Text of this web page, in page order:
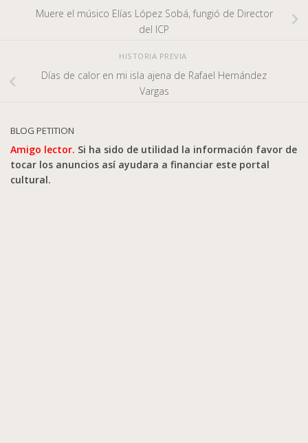
Muere el músico Elías López Sobá, fungió de Director
del ICP
HISTORIA PREVIA
Días de calor en mi isla ajena de Rafael Hernández
Vargas
BLOG PETITION
Amigo lector. Si ha sido de utilidad la información favor de
tocar los anuncios así ayudara a financiar este portal
cultural.